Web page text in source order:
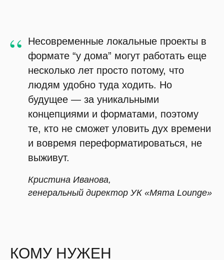
“
Несовременные локальные проекты в
формате “у дома” могут работать еще
несколько лет просто потому, что
людям удобно туда ходить. Но
будущее — за уникальными
концепциями и форматами, поэтому
те, кто не сможет уловить дух времени
и вовремя переформатироваться, не
выживут.
Кристина Иванова,
генеральный директор УК «Мята Lounge»
КОМУ НУЖЕН